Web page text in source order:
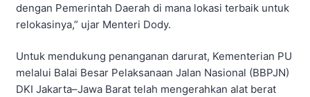
dengan Pemerintah Daerah di mana lokasi terbaik untuk
relokasinya,” ujar Menteri Dody.
Untuk mendukung penanganan darurat, Kementerian PU
melalui Balai Besar Pelaksanaan Jalan Nasional (BBPJN)
DKI Jakarta–Jawa Barat telah mengerahkan alat berat